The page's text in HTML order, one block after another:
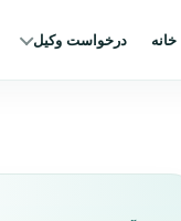
خانه درخواست وکیل